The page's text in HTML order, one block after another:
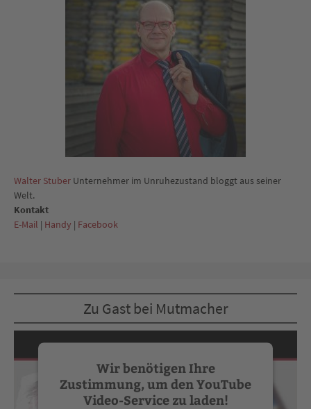
Walter Stuber Unternehmer im Unruhezustand bloggt aus seiner
Welt.
Kontakt
E-Mail | Handy | Facebook
Zu Gast bei Mutmacher
Wir benötigen Ihre
Zustimmung, um den YouTube
Video-Service zu laden!